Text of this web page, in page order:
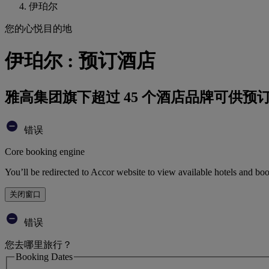
伊珀尔
您的心悦目的地
伊珀尔 : 预订酒店
雅高集团旗下超过 45 个酒店品牌可供预
错误
Core booking engine
You’ll be redirected to Accor website to view available hotels and
关闭窗口
错误
您去哪里旅行？
Booking Dates